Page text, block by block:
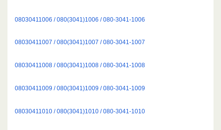
08030411006 / 080(3041)1006 / 080-3041-1006
08030411007 / 080(3041)1007 / 080-3041-1007
08030411008 / 080(3041)1008 / 080-3041-1008
08030411009 / 080(3041)1009 / 080-3041-1009
08030411010 / 080(3041)1010 / 080-3041-1010